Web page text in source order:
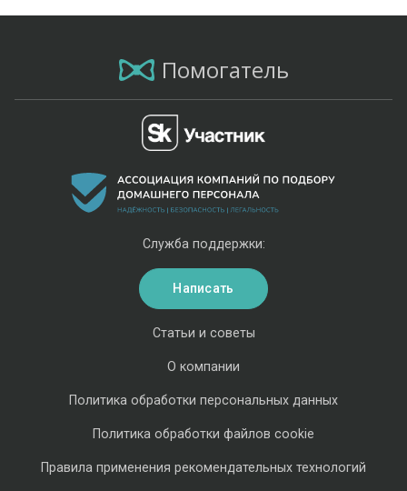
Помогатель
Статьи и советы
О компании
Политика обработки персональных данных
Политика обработки файлов cookie
Правила применения рекомендательных технологий
Служба поддержки:
Написать